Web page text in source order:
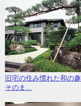
旧宅の住み慣れた和の趣
そのま...